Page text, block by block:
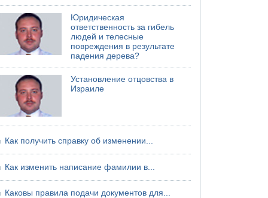
04.08.2026 12:29
Малыш обварился супом в Бней-Браке
Юридическая
ответственность за гибель
людей и телесные
повреждения в результате
падения дерева?
Установление отцовства в
Израиле
Как получить справку об изменении...
Как изменить написание фамилии в...
Каковы правила подачи документов для...